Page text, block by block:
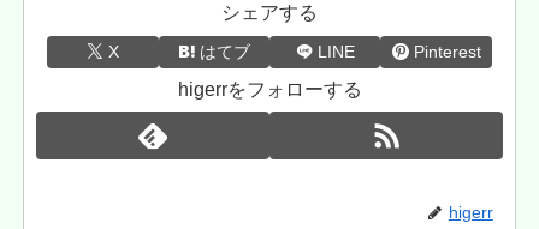
シェアする
X はてブ LINE Pinterest
higerrをフォローする
higerr